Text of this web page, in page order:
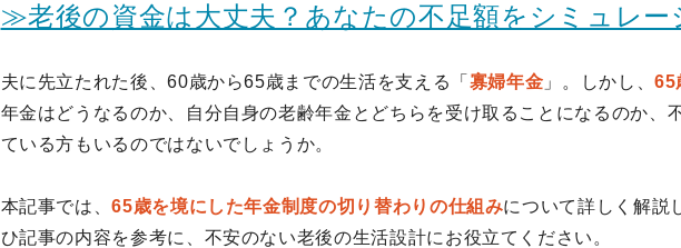
≫老後の資金は大丈夫？あなたの不足額をシミュレー
夫に先立たれた後、60歳から65歳までの生活を支える「 寡婦年金 」。しかし、65
年金はどうなるのか、自分自身の老齢年金とどちらを受け取ることになるのか、
ている方もいるのではないでしょうか。
本記事では、65歳を境にした年金制度の切り替わりの仕組みについて詳しく解説
ひ記事の内容を参考に、不安のない老後の生活設計にお役立てください。